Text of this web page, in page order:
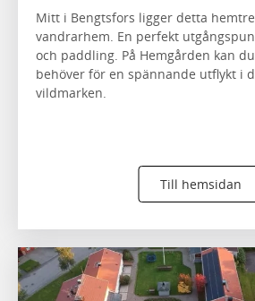
Mitt i Bengtsfors ligger detta
vandrarhem. En perfekt
och paddling. På Hemgården kan
behöver för en spännande utflykt i
vildmarken.
Till hemsidan